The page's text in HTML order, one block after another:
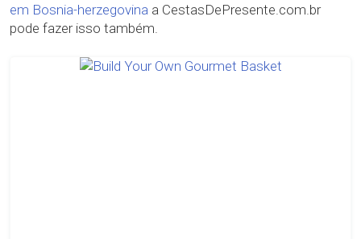
em Bosnia-herzegovina a CestasDePresente.com.br
pode fazer isso também.